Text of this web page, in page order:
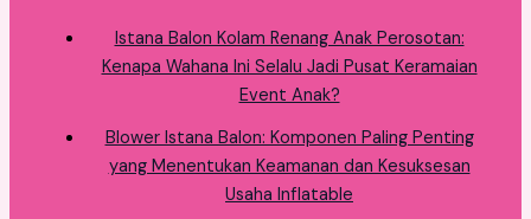
Istana Balon Kolam Renang Anak Perosotan:
Kenapa Wahana Ini Selalu Jadi Pusat Keramaian
Event Anak?
Blower Istana Balon: Komponen Paling Penting
yang Menentukan Keamanan dan Kesuksesan
Usaha Inflatable